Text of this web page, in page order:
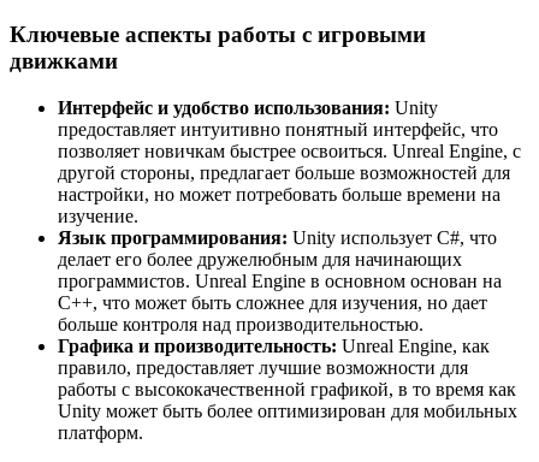
Ключевые аспекты работы с игровыми
движками
Интерфейс и удобство использования: Unity
предоставляет интуитивно понятный интерфейс, что
позволяет новичкам быстрее освоиться. Unreal Engine, с
другой стороны, предлагает больше возможностей для
настройки, но может потребовать больше времени на
изучение.
Язык программирования: Unity использует C#, что
делает его более дружелюбным для начинающих
программистов. Unreal Engine в основном основан на
C++, что может быть сложнее для изучения, но дает
больше контроля над производительностью.
Графика и производительность: Unreal Engine, как
правило, предоставляет лучшие возможности для
работы с высококачественной графикой, в то время как
Unity может быть более оптимизирован для мобильных
платформ.